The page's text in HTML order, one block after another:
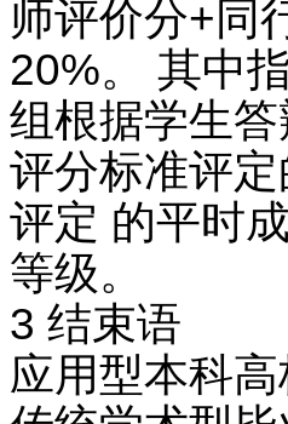
师评价分+同
20%。 其中
组根据学生
评分标准评
评定 的平时
等级。
3 结束语
应用型本科